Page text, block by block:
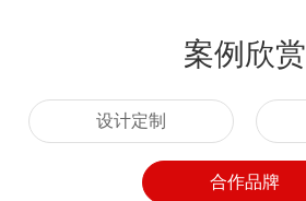
案例欣赏
设计定制
合作品牌